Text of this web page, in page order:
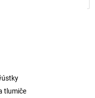
tlumiče